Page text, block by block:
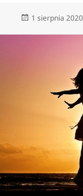
Data
1 sierpnia 2020